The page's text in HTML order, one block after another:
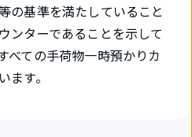
の基準を満たしていること
ンターであることを示して
べての手荷物一時預かりカ
ます。